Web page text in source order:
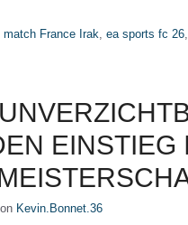
France Irak ,ea sports fc 26
EINSTIEG
Kevin.Bonnet.36